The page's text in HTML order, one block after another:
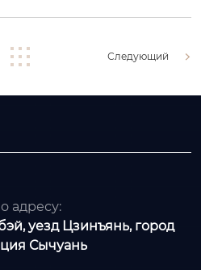
Следующий
адресу:
уезд Цзинъянь, город
Сычуань